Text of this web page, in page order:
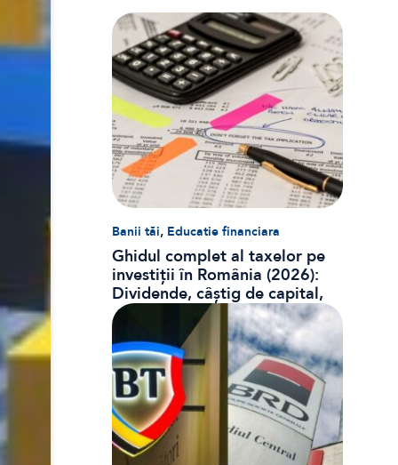
Banii tăi, Educatie financiara
Ghidul complet al taxelor pe
investiții în România (2026):
Dividende, câștig de capital,
dobânzi și CASS